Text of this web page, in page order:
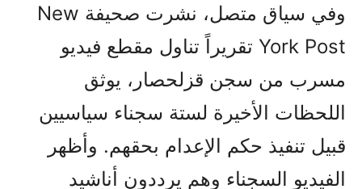
وفي سياق متصل، نشرت صحيفة New
York Post تقريراً تناول مقطع فيديو
مسرب من سجن قزلحصار، يوثق
اللحظات الأخيرة لستة سجناء سياسيين
قبيل تنفيذ حكم الإعدام بحقهم. وأظهر
الفيديو السجناء وهم يرددون أناشيد